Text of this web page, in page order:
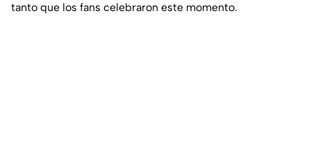
tanto que los fans celebraron este momento.